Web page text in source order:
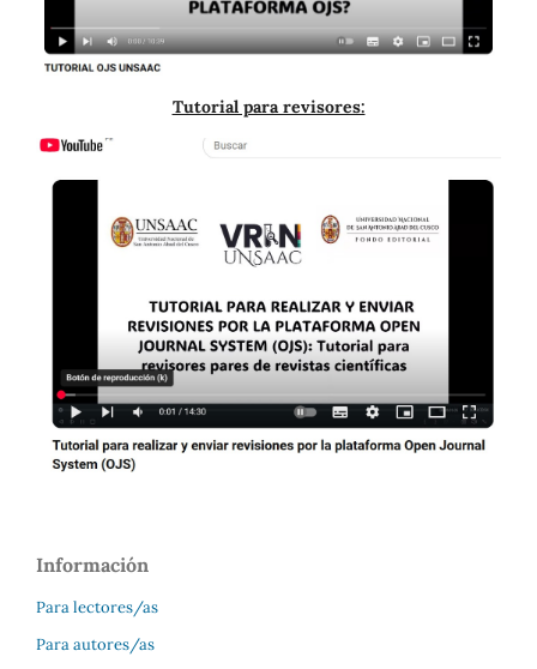
Tutorial para revisores:
Información
Para lectores/as
Para autores/as